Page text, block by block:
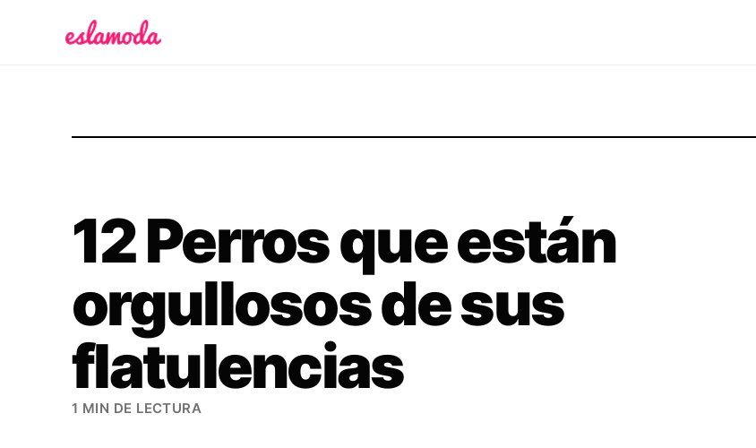
12 Perros que están
orgullosos de sus
flatulencias
1 MIN DE LECTURA